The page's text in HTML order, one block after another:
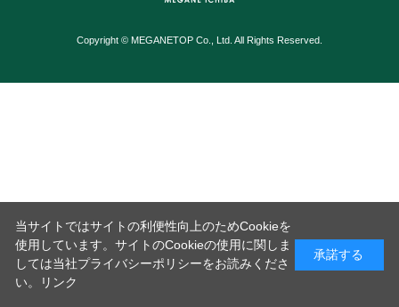
Copyright © MEGANETOP Co., Ltd. All Rights Reserved.
当サイトではサイトの利便性向上のためCookieを
使用しています。サイトのCookieの使用に関しま
しては当社プライバシーポリシーをお読みくださ
い。
リンク
承諾する